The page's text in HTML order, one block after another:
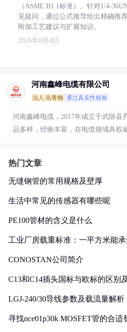
（ASME B1.1标准）。针对1/4-
见疑问，通过公式推导给出精确推
附加工艺建议与扩展知识。
2026年8月4日
河南鑫峰电缆有限公司
法人:岳青梅 通过真实性核验
河南鑫峰电缆，2017年成立于武陟县
品多样，经验丰富，在电缆领域具权
热门文章
无缝钢管的常用规格及壁厚
生活中常见的传感器有哪些呢
PE100管材的含义是什么
工业厂房载重标准：一平方米能
CONOSTAN公司简介
C13和C14插头国标与欧标的区别
LGJ-240/30导线参数及载流量解析
寻找nce01p30k MOSFET管的合适